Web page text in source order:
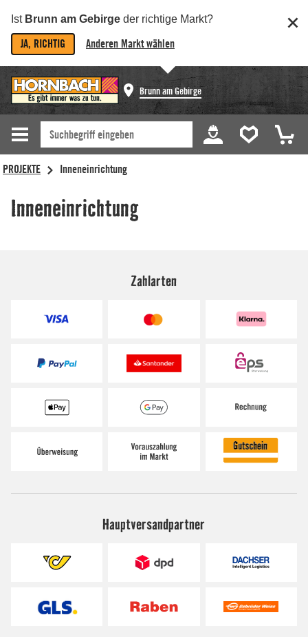
Ist Brunn am Gebirge der richtige Markt?
JA, RICHTIG Anderen Markt wählen
Brunn am Gebirge
Zahlarten
Hauptversandpartner